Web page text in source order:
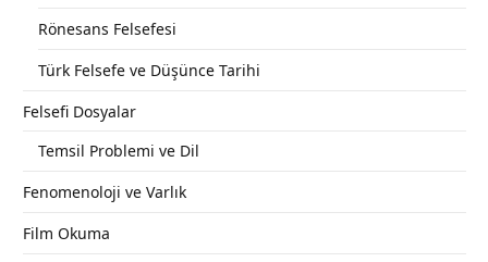
Rönesans Felsefesi
Türk Felsefe ve Düşünce Tarihi
Felsefi Dosyalar
Temsil Problemi ve Dil
Fenomenoloji ve Varlık
Film Okuma